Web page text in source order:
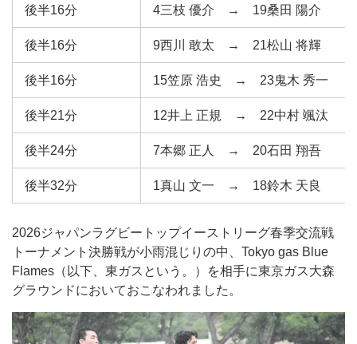
後半16分 4三枝 優介 → 19桑田 陽介
後半16分 9西川 敢太 → 21松山 将輝
後半16分 15笠原 浩史 → 23鬼木 秀一
後半21分 12井上 正規 → 22中村 颯汰
後半24分 7本郷 正人 → 20石田 翔吾
後半32分 1真山 文一 → 18鈴木 天良
2026ジャパンラグビートップイーストリーグ春季交流戦
トーナメント決勝戦が小雨混じりの中、Tokyo gas Blue
Flames（以下、東ガスという。）を相手に東京ガス大森
グラウンドにおいておこなわれました。